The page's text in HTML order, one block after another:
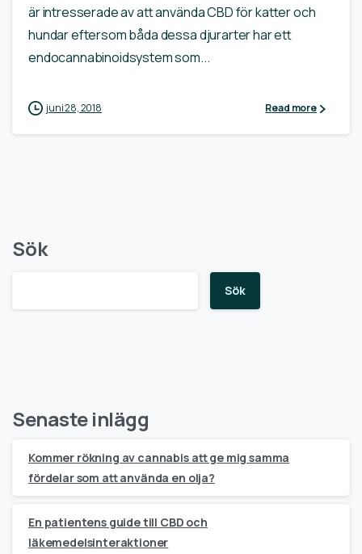
är intresserade av att använda CBD för katter och
hundar eftersom båda dessa djurarter har ett
endocannabinoidsystem som...
juni 28, 2018 Read more
Sök
Sök
Senaste inlägg
Kommer rökning av cannabis att ge mig samma
fördelar som att använda en olja?
En patientens guide till CBD och
läkemedelsinteraktioner